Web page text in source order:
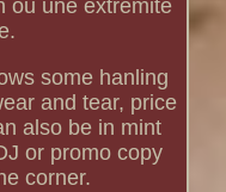
ou une extrémité
some hanling
and tear, price
also be in mint
or promo copy
corner.